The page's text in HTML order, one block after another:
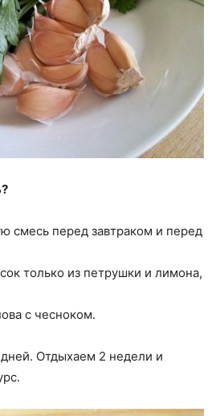
смесь перед завтраком и перед
только из петрушки и лимона,
с чесноком.
Отдыхаем 2 недели и